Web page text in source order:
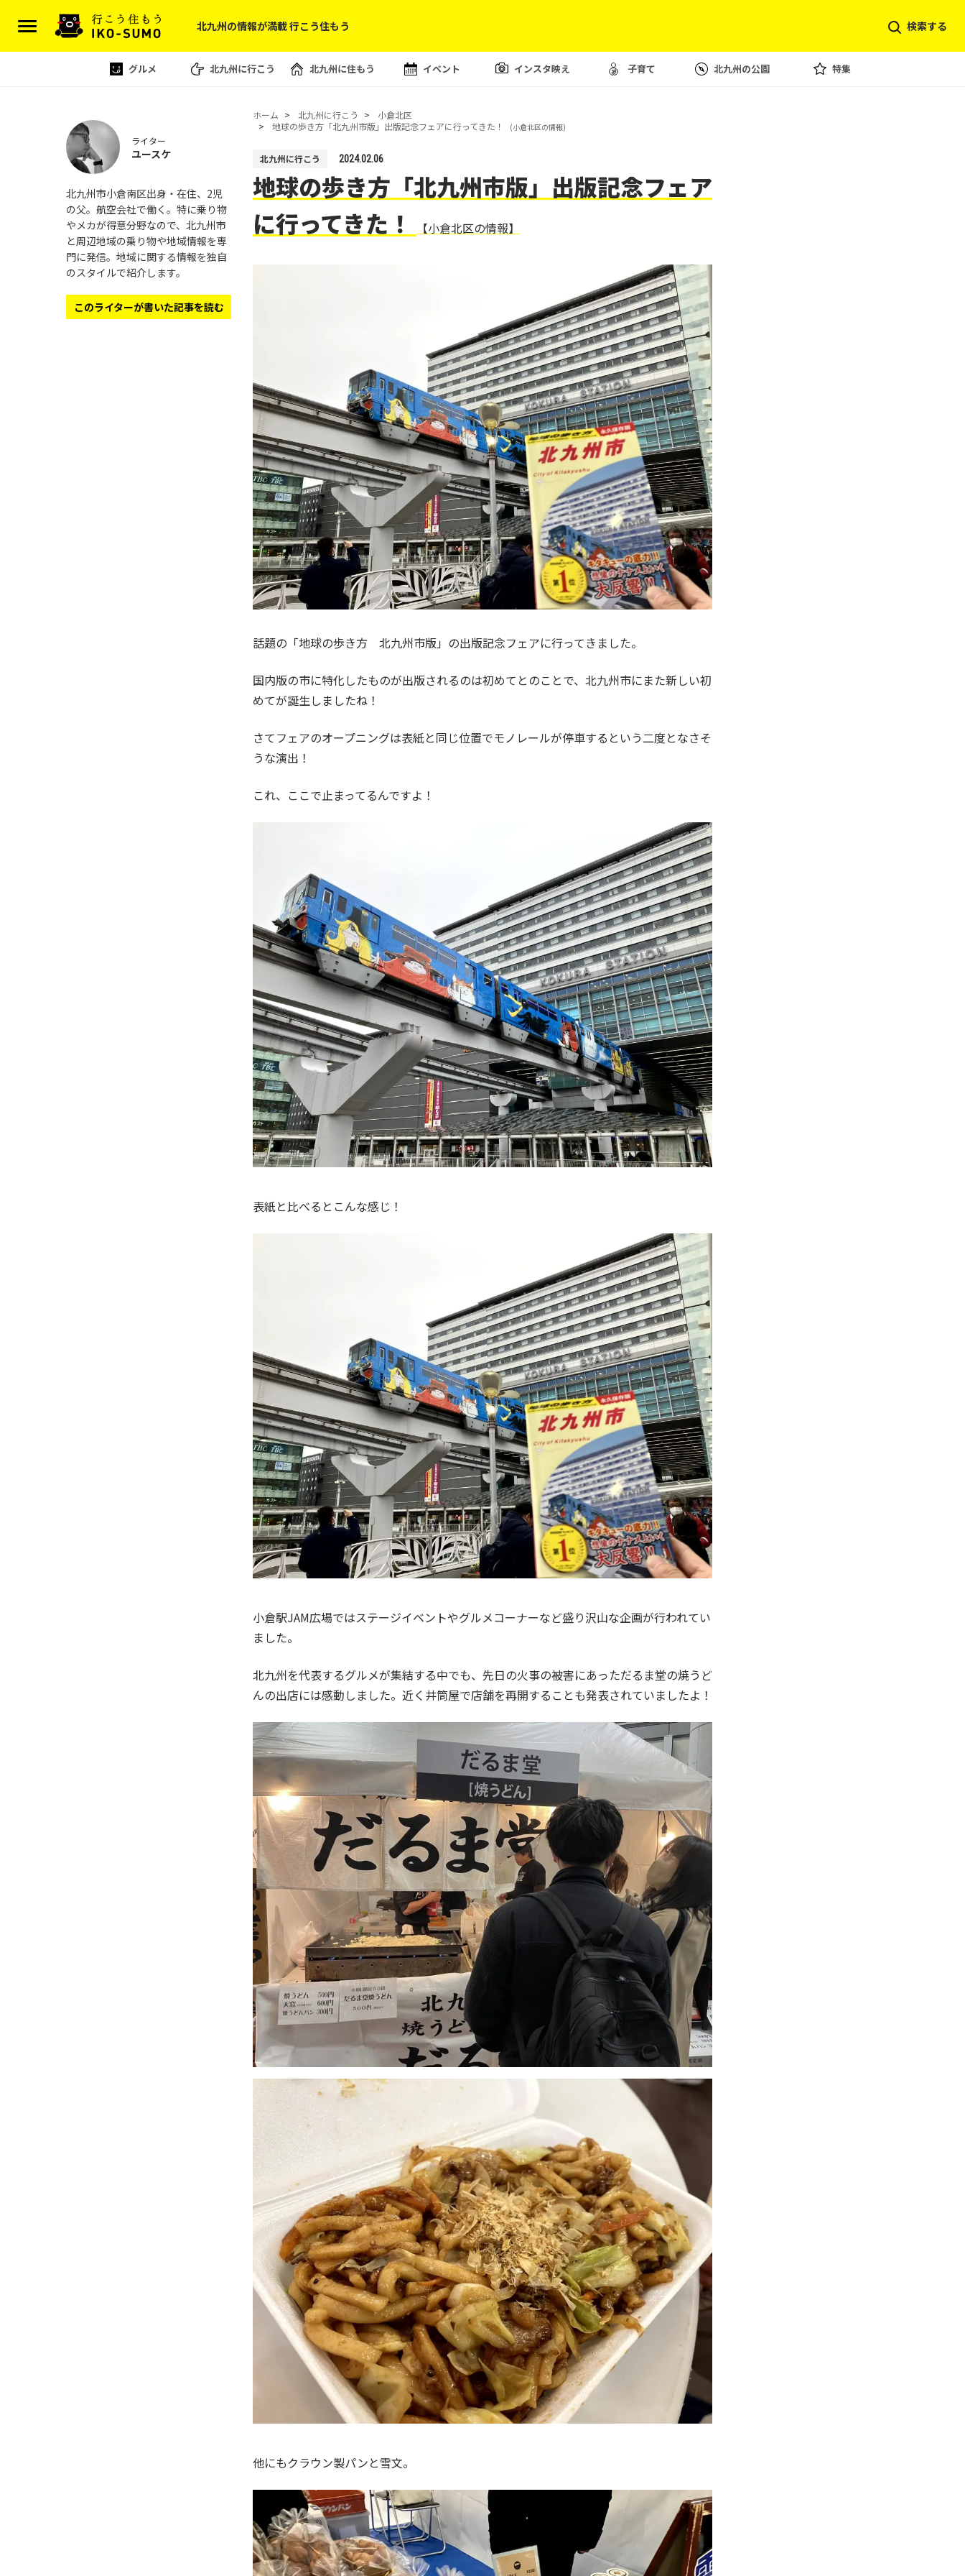
北九州の情報が満載 行こう住もう 検索する
グルメ 北九州に行こう 北九州に住もう イベント インスタ映え 子育て 北九州の公園 特集
ホーム 北九州に行こう
小倉北区
地球の歩き方「北九州市版」出版記念フェアに行ってきた！
(小倉北区の情報)
北九州に行こう 2024.02.06
地球の歩き方「北九州市版」出版記念フェア
に行ってきた！
【小倉北区の情報】
話題の「地球の歩き方 北九州市版」の出版記念フェアに行ってきました。
国内版の市に特化したものが出版されるのは初めてとのことで、北九州市にまた新しい初
めてが誕生しましたね！
さてフェアのオープニングは表紙と同じ位置でモノレールが停車するという二度となさそ
うな演出！
これ、ここで止まってるんですよ！
表紙と比べるとこんな感じ！
小倉駅JAM広場ではステージイベントやグルメコーナーなど盛り沢山な企画が行われてい
ました。
北九州を代表するグルメが集結する中でも、先日の火事の被害にあっただるま堂の焼うど
んの出店には感動しました。近く井筒屋で店舗を再開することも発表されていましたよ！
他にもクラウン製パンと雪文。
ライター
ユースケ
北九州市小倉南区出身・在住、2児
の父。航空会社で働く。特に乗り物
やメカが得意分野なので、北九州市
と周辺地域の乗り物や地域情報を専
門に発信。地域に関する情報を独自
のスタイルで紹介します。
このライターが書いた記事を読む